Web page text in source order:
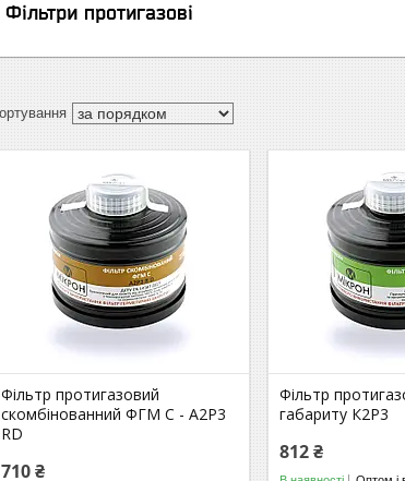
Фільтри протигазові
Фільтр протигазовий
скомбінованний ФГМ С - A2P3
RD
710 ₴
Фільтр
габариту К2Р3
812 ₴